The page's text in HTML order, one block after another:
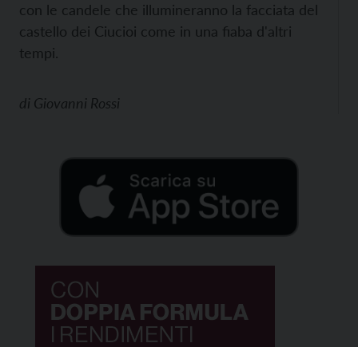
con le candele che illumineranno la facciata del
castello dei Ciucioi come in una fiaba d'altri
tempi.
di Giovanni Rossi